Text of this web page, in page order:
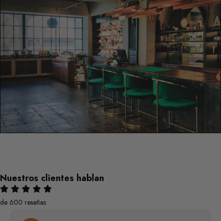
Nuestros clientes hablan
de 600 reseñas